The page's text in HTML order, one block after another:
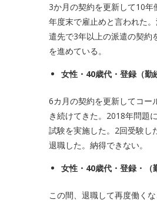
3か月の契約を更新して10年
年度末で雇止めと言われた
遣先で3年以上の派遣の契約
を進めている。
女性・ 40歳代・登録（勤
6カ月の契約を更新してコー
き続けてきた。2018年問題
試験を実施した。2回受験し
退職した。納得できない。
女性・ 40歳代・登録・（
この間、退職して再度働く